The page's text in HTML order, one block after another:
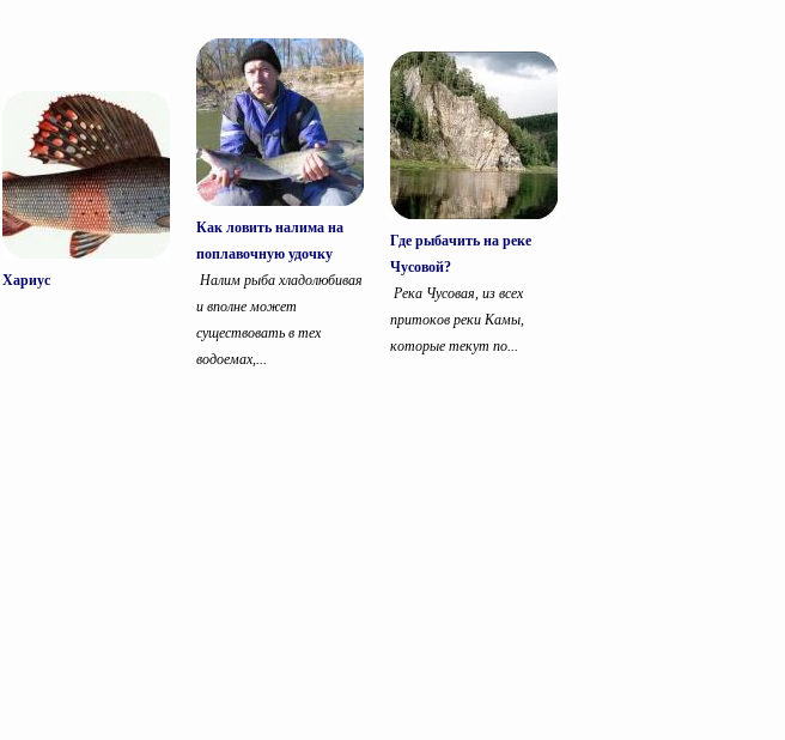
Хариус
Как ловить налима на
поплавочную удочку
Налим рыба хладолюбивая
и вполне может
существовать в тех
водоемах,...
Где рыбачить на реке
Чусовой?
Река Чусовая, из всех
притоков реки Камы,
которые текут по...